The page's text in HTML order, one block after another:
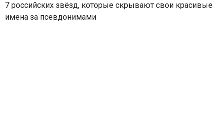
7 российских звёзд, которые скрывают свои красивые
имена за псевдонимами